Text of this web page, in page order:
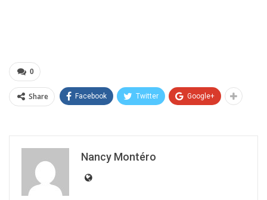
0
Share Facebook Twitter Google+
Nancy Montéro